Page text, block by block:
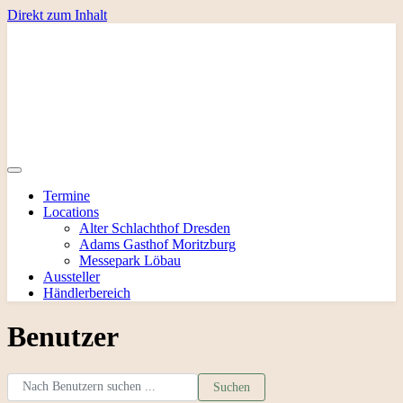
Direkt zum Inhalt
Termine
Locations
Alter Schlachthof Dresden
Adams Gasthof Moritzburg
Messepark Löbau
Aussteller
Händlerbereich
Benutzer
Nach Benutzern suchen ...
Nach Benutzern suchen ... Suchen